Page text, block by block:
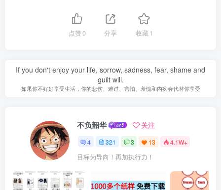
点赞0 分享 收藏1
If you don't enjoy your life, sorrow, sadness, fear, shame and
guilt will.
如果你不好好享受生活，你的悲伤、难过、害怕、羞愧和内疚会代替你享受
不负韶华 关注
4 321 3 13 4.1W+
目标为导向！再加执行力！